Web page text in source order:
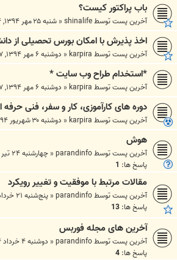
باب پراکتور کیست؟
آخرین پست توسطshinalife
« شنبه ۲۵ مهر ۱۳۹۴, ۱۱:۵۴ ق.ظ
اخذ پذیرش با امکان بورس تحصیلی از
آخرین پست توسط karpira
« دوشنبه ۶ مهر ۱۳۹۴, ۵:۴۷ ب.ظ
*استخدام طراح وب سایت *
آخرین پست توسط karpira
« دوشنبه ۶ مهر ۱۳۹۴, ۵:۱۷ ب.ظ
دوره های کارآموزی، کار و سفر، فنی
آخرین پست توسط karpira
« دوشنبه ۳۰ شهریور ۱۳۹۴, ۳:۲۴ ب.ظ
هوش
آخرین پست توسطparandinfo
« چهارشنبه ۲۴ تیر ۱۳۹۴, ۸:۲۴ ق.ظ
پاسخ ها: 1
مقالات مرتبط با موفقیت و تغییر رویکرد
آخرین پست توسطparandinfo
« پنج‌شنبه ۲۱ خرداد ۱۳۹۴, ۸:۰۵ ب.ظ
پاسخ ها: 13
آخرین های مجله فوربس
آخرین پست توسطparandinfo
« دوشنبه ۴ خرداد ۱۳۹۴, ۷:۳۸ ق.ظ
پاسخ ها: 4